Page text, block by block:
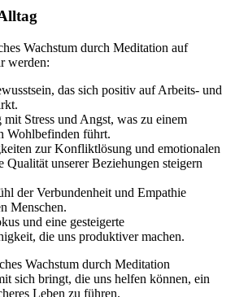
Wachstum durch Meditation auf
werden:
das sich positiv auf Arbeits- und
mit Stress und Angst, was zu einem
Wohlbefinden führt.
zur Konfliktlösung und emotionalen
Qualität unserer Beziehungen steigern
der Verbundenheit und Empathie
Menschen.
und eine gesteigerte
die uns produktiver machen.
Wachstum durch Meditation
sich bringt, die uns helfen können, ein
Leben zu führen.